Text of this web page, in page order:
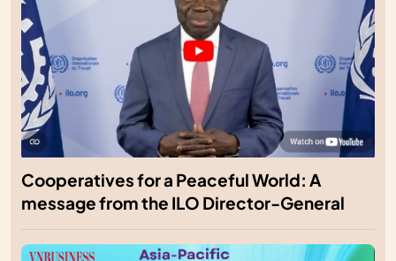
Cooperatives for a Peaceful World: A
message from the ILO Director-General